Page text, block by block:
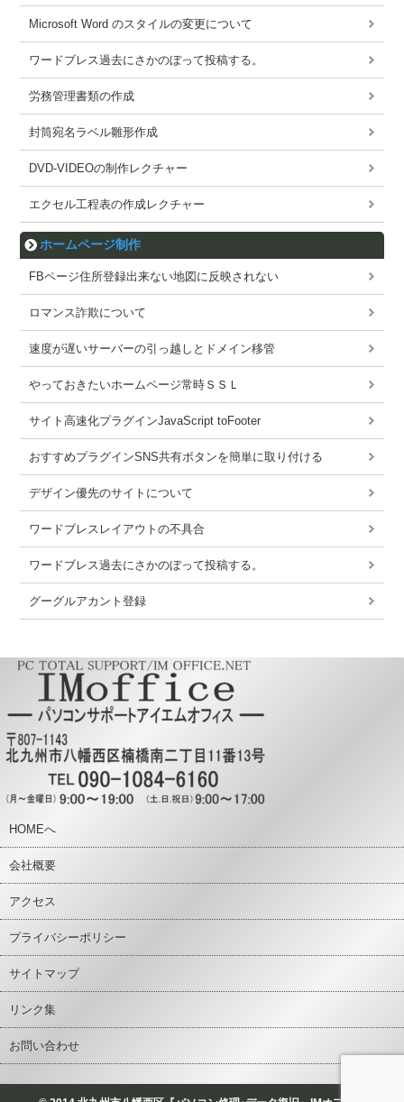
Microsoft Word のスタイルの変更について
ワードブレス過去にさかのぼって投稿する。
労務管理書類の作成
封筒宛名ラベル雛形作成
DVD-VIDEOの制作レクチャー
エクセル工程表の作成レクチャー
ホームページ制作
FBページ住所登録出来ない地図に反映されない
ロマンス詐欺について
速度が遅いサーバーの引っ越しとドメイン移管
やっておきたいホームページ常時ＳＳＬ
サイト高速化プラグインJavaScript toFooter
おすすめプラグインSNS共有ボタンを簡単に取り付ける
デザイン優先のサイトについて
ワードブレスレイアウトの不具合
ワードブレス過去にさかのぼって投稿する。
グーグルアカント登録
HOMEへ
会社概要
アクセス
プライバシーポリシー
サイトマップ
リンク集
お問い合わせ